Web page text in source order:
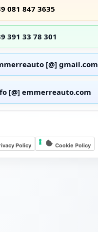
081 847 3635
391 33 78 301
[@] gmail.com
[@] emmerreauto.com
Policy Cookie Policy